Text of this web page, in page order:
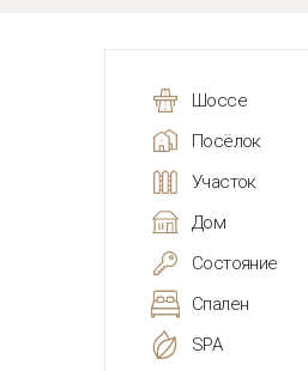
Шоссе
Посёлок
Участок
Дом
Состояние
Спален
SPA